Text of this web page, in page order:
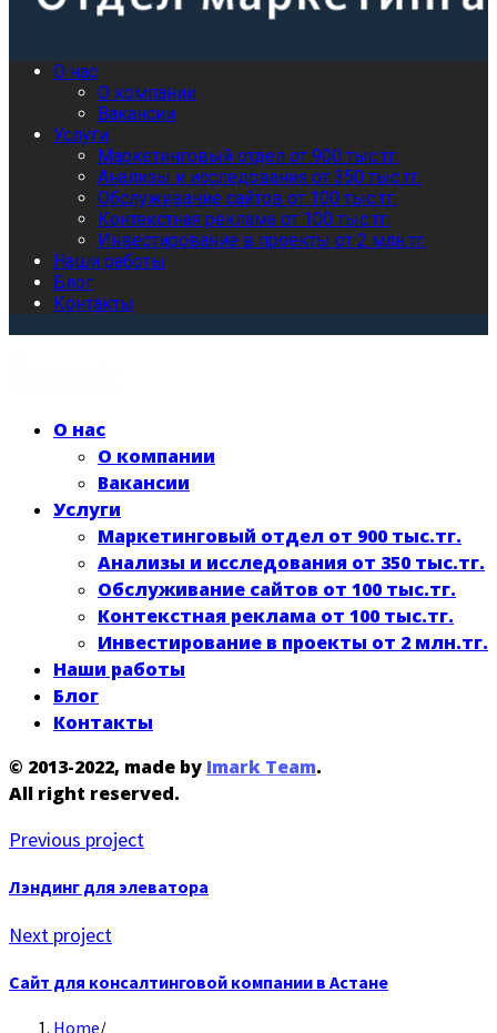
О нас
О компании
Вакансии
Услуги
Маркетинговый отдел от 900 тыс.тг.
Анализы и исследования от 350 тыс.тг.
Обслуживание сайтов от 100 тыс.тг.
Контекстная реклама от 100 тыс.тг.
Инвестирование в проекты от 2 млн.тг.
Наши работы
Блог
Контакты
О нас
О компании
Вакансии
Услуги
Маркетинговый отдел от 900 тыс.тг.
Анализы и исследования от 350 тыс.тг.
Обслуживание сайтов от 100 тыс.тг.
Контекстная реклама от 100 тыс.тг.
Инвестирование в проекты от 2 млн.тг.
Наши работы
Блог
Контакты
© 2013-2022, made by Imark Team.
All right reserved.
Previous project
Лэндинг для элеватора
Next project
Сайт для консалтинговой компании в Астане
Home/